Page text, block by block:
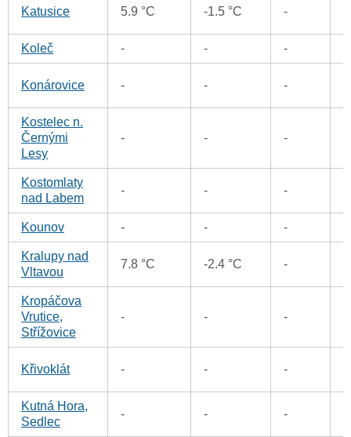
Katusice 5.9 °C -1.5 °C -
Koleč - - -
Konárovice - - -
Kostelec n.
Černými
Lesy
- - -
Kostomlaty
nad Labem
- - -
Kounov - - -
Kralupy nad
Vltavou
7.8 °C -2.4 °C -
Kropáčova
Vrutice,
Střížovice
- - -
Křivoklát - - -
Kutná Hora,
Sedlec
- - -